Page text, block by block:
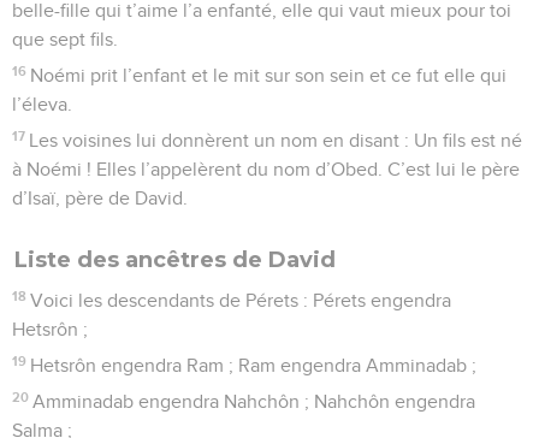
belle-fille qui t’aime l’a enfanté, elle qui vaut mieux pour toi
que sept fils.
16 Noémi prit l’enfant et le mit sur son sein et ce fut elle qui
l’éleva.
17 Les voisines lui donnèrent un nom en disant : Un fils est né
à Noémi ! Elles l’appelèrent du nom d’Obed. C’est lui le père
d’Isaï, père de David.
Liste des ancêtres de David
18 Voici les descendants de Pérets : Pérets engendra
Hetsrôn ;
19 Hetsrôn engendra Ram ; Ram engendra Amminadab ;
20 Amminadab engendra Nahchôn ; Nahchôn engendra
Salma ;